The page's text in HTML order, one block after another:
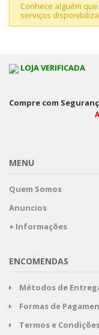
Conhece alguém
serviços
LOJA VERIFICADA
Compre com
MENU
Quem Somos
Anuncios
+ Informações
ENCOMENDAS
Métodos de
Formas de
Termos e